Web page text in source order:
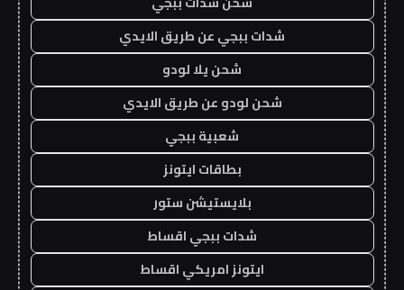
شدات ببجي عن طريق الايدي
شحن يلا لودو
شحن لودو عن طريق الايدي
شعبية ببجي
بطاقات ايتونز
بلايستيشن ستور
شدات ببجي اقساط
ايتونز امريكي اقساط